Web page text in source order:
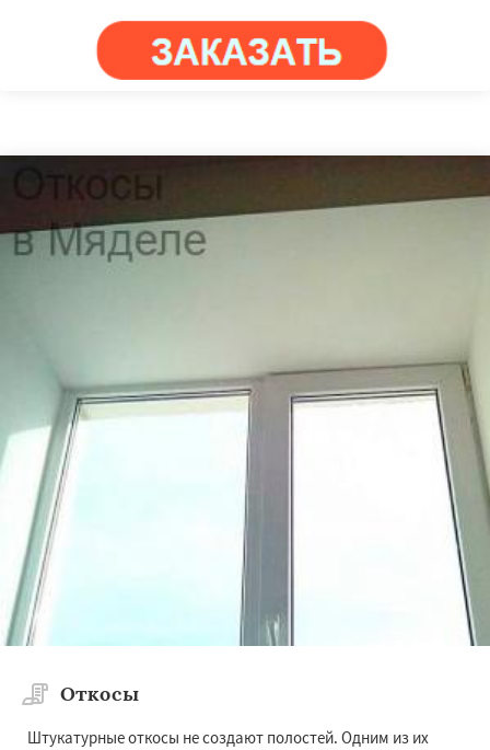
Откосы
Штукатурные откосы не создают полостей. Одним из их